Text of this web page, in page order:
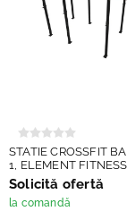
STATIE CROSSFIT
1, ELEMENT FITNESS
Solicită ofertă
la comandă